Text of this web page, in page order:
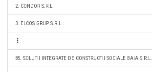
2. CONDOR S.R.L.
3. ELCOS GRUP S.R.L.
85. SOLUTII INTEGRATE DE CONSTRUCTII SOCIALE BAIA S.R.L.